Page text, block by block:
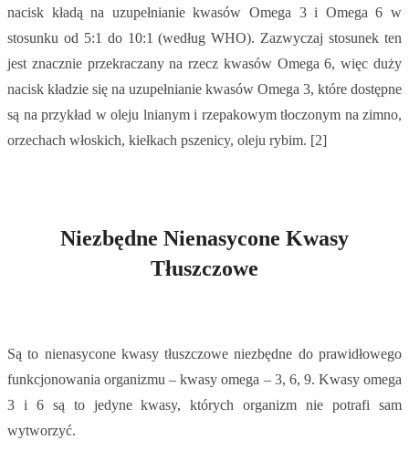
nacisk kładą na uzupełnianie kwasów Omega 3 i Omega 6 w
stosunku od 5:1 do 10:1 (według WHO). Zazwyczaj stosunek ten
jest znacznie przekraczany na rzecz kwasów Omega 6, więc duży
nacisk kładzie się na uzupełnianie kwasów Omega 3, które dostępne
są na przykład w oleju lnianym i rzepakowym tłoczonym na zimno,
orzechach włoskich, kiełkach pszenicy, oleju rybim. [2]
Niezbędne Nienasycone Kwasy
Tłuszczowe
Są to nienasycone kwasy tłuszczowe niezbędne do prawidłowego
funkcjonowania organizmu – kwasy omega – 3, 6, 9. Kwasy omega
3 i 6 są to jedyne kwasy, których organizm nie potrafi sam
wytworzyć.